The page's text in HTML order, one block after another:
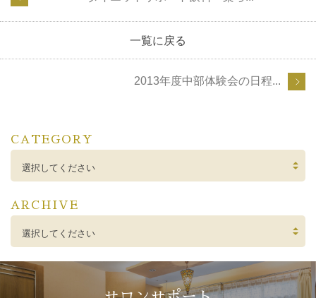
一覧に戻る
2013年度中部体験会の日程...
CATEGORY
選択してください
ARCHIVE
選択してください